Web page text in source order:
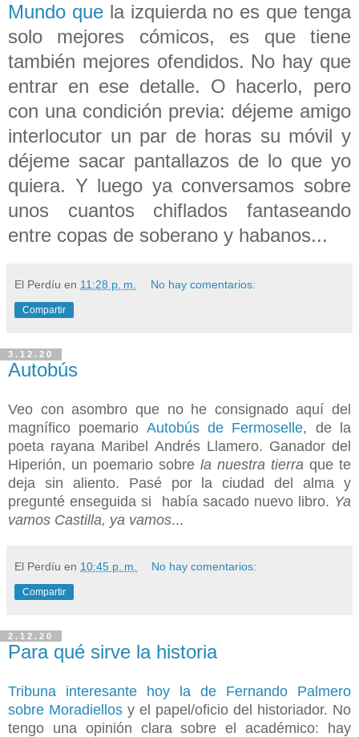
Mundo que la izquierda no es que tenga
solo mejores cómicos, es que tiene
también mejores ofendidos. No hay que
entrar en ese detalle. O hacerlo, pero
con una condición previa: déjeme amigo
interlocutor un par de horas su móvil y
déjeme sacar pantallazos de lo que yo
quiera. Y luego ya conversamos sobre
unos cuantos chiflados fantaseando
entre copas de soberano y habanos...
El Perdíu en 11:28 p. m. No hay comentarios:
Compartir
3.12.20
Autobús
Veo con asombro que no he consignado aquí del
magnífico poemario Autobús de Fermoselle, de la
poeta rayana Maribel Andrés Llamero. Ganador del
Hiperión, un poemario sobre la nuestra tierra que te
deja sin aliento. Pasé por la ciudad del alma y
pregunté enseguida si había sacado nuevo libro. Ya
vamos Castilla, ya vamos...
El Perdíu en 10:45 p. m. No hay comentarios:
Compartir
2.12.20
Para qué sirve la historia
Tribuna interesante hoy la de Fernando Palmero
sobre Moradiellos y el papel/oficio del historiador. No
tengo una opinión clara sobre el académico: hay